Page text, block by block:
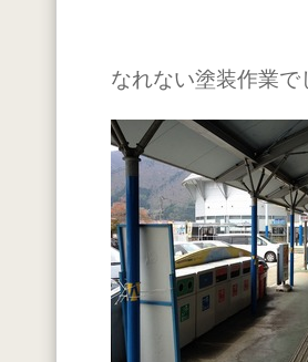
なれない塗装作業